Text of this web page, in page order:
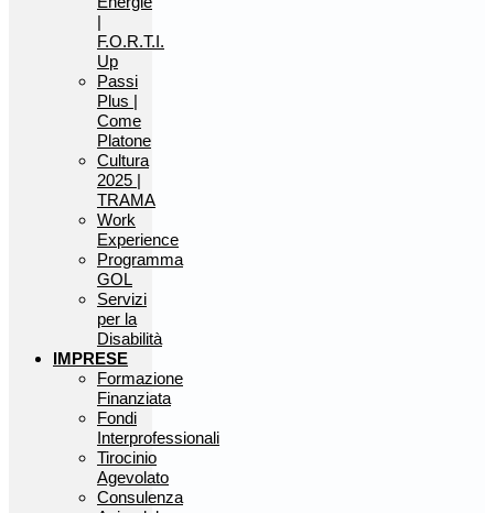
|
F.O.R.T.I.
Up
Passi
Plus |
Come
Platone
Cultura
2025 |
TRAMA
Work
Experience
Programma
GOL
Servizi
per la
Disabilità
IMPRESE
Formazione
Finanziata
Fondi
Interprofessionali
Tirocinio
Agevolato
Consulenza